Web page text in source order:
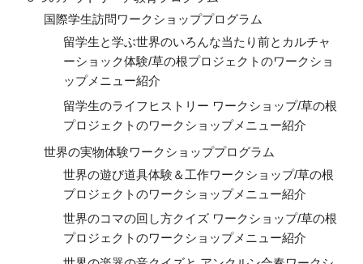
国際学生訪問ワークショッププログラム
留学生と学ぶ世界のいろんな当たり前とカルチャ
ーショック体験/草の根プロジェクトのワークショ
ップメニュー紹介
留学生のライフヒストリー ワークショップ/草の根
プロジェクトのワークショップメニュー紹介
世界の実物体験ワークショッププログラム
世界の遊び道具体験＆工作ワークショップ/草の根
プロジェクトのワークショップメニュー紹介
世界のコマの回し方クイズ ワークショップ/草の根
プロジェクトのワークショップメニュー紹介